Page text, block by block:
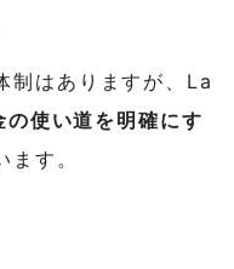
制はありますが、La
の使い道を明確にす
ます。